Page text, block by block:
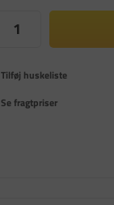
Tilføj huskeliste
Se fragtpriser